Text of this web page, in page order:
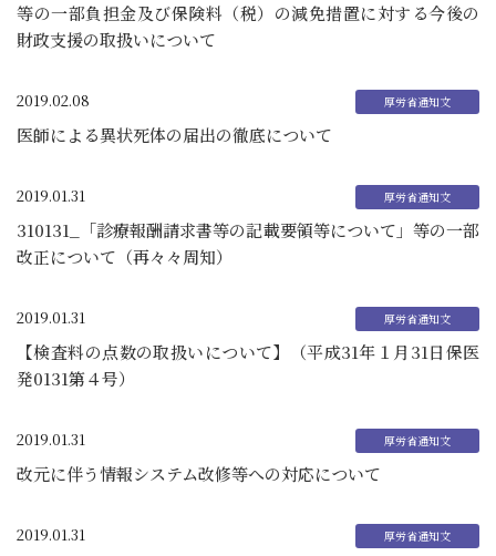
等の一部負担金及び保険料（税）の減免措置に対する今後の
財政支援の取扱いについて
2019.02.08
医師による異状死体の届出の徹底について
2019.01.31
310131_「診療報酬請求書等の記載要領等について」等の一部
改正について（再々々周知）
2019.01.31
【検査料の点数の取扱いについて】（平成31年１月31日保医
発0131第４号）
2019.01.31
改元に伴う情報システム改修等への対応について
2019.01.31